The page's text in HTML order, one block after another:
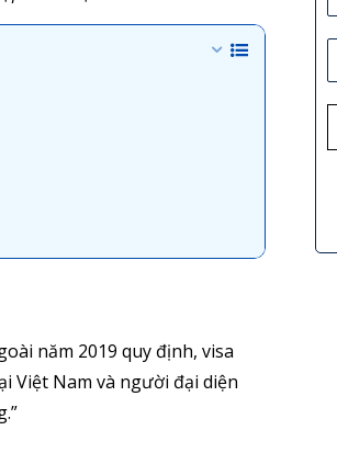
năm 2019 quy định, visa
Việt Nam và người đại diện